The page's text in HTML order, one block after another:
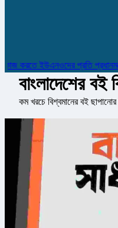
করতে ইউএনওদের প্রতি প্রধানমন্ত্রীর
বাংলাদেশের বই
কম খরচে বিশ্বমানের বই ছাপানোর